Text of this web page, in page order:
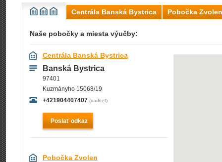
Centrála Banská Bystrica Pobočka Zvolen
Naše pobočky a miesta výučby:
Centrála Banská Bystrica
Banská Bystrica
97401
Kuzmányho 15068/19
+421904407407 (riaditeľ)
Poslať odkaz
Pobočka Zvolen